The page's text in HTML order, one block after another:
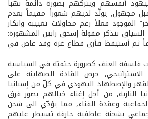
أنفسهم ويتركهم بصورة دائمة نهباً
مجهول, يولّد لديهم شعوراً مقيماً بعدم
الموجود فعلاً رغم محاولات تغييبه وانكار
نتذكر مقولة إسحق رابين المشهورة:
ثم أستيقظ فأرى قطاع غزة وقد غاص في
فلسفة العنف كضرورة حتميّة في السياسية
الاستراتيجي, حرص القادة الصهاينة على
والإضطهاد اليهودي في كلّ من إسبانيا
النازية, من أجل إغناء خيالهم بصور فرق
الجماعية وعقدة الفناء, مما يؤدّي الى شحن
بشحنة عاطفية جارفة تسيطر عليهم